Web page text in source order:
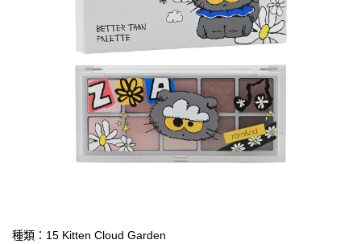
種類：15 Kitten Cloud Garden